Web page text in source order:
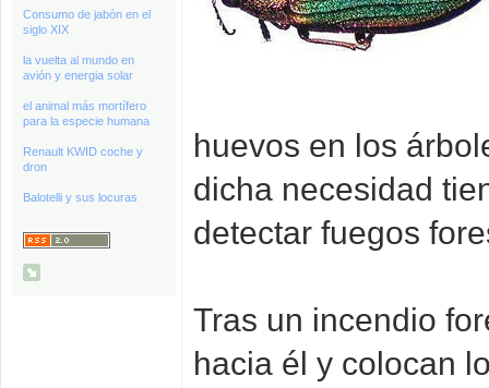
Consumo de jabón en el
siglo XIX
la vuelta al mundo en
avión y energia solar
el animal más mortífero
para la especie humana
Renault KWID coche y
dron
Balotelli y sus locuras
huevos en los
dicha necesidad
detectar fuegos
Tras un incendio
hacia él y colocan